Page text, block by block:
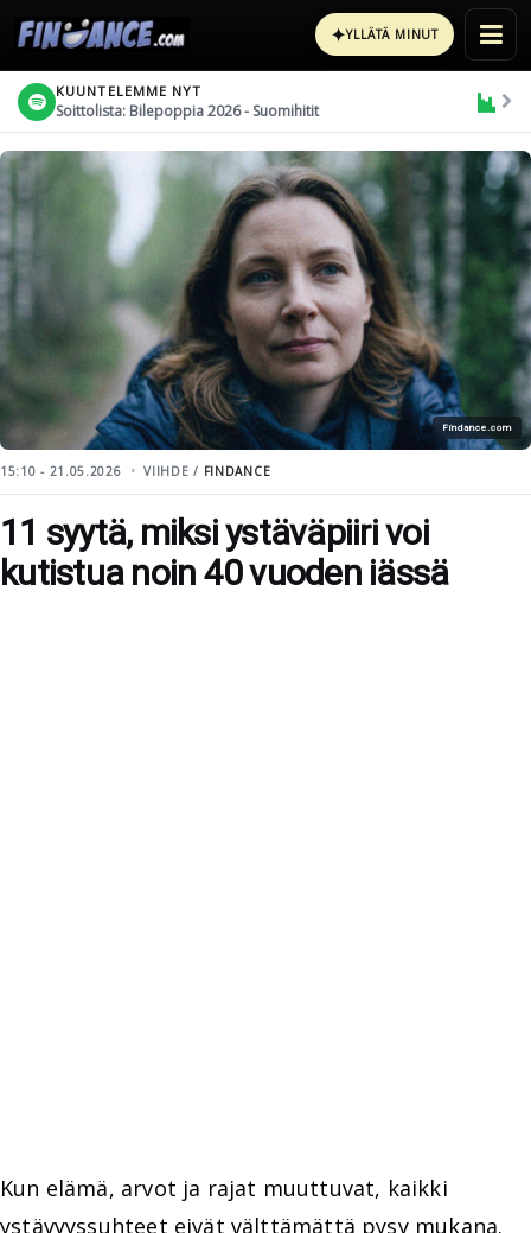
✦YLLÄTÄ MINUT
KUUNTELEMME NYT
Soittolista: Bilepoppia 2026 - Suomihitit
Findance.com
15:10 - 21.05.2026 VIIHDE / FINDANCE
11 syytä, miksi ystäväpiiri voi
kutistua noin 40 vuoden iässä
Kun elämä, arvot ja rajat muuttuvat, kaikki
ystävyyssuhteet eivät välttämättä pysy mukana.